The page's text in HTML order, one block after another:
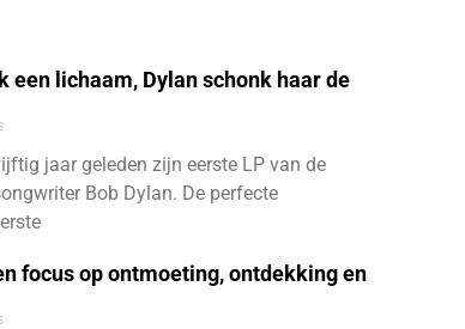
een lichaam, Dylan schonk haar de
jaar geleden zijn eerste LP van de
Bob Dylan. De perfecte
focus op ontmoeting, ontdekking en